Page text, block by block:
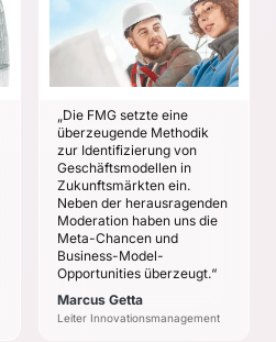
„Die FMG setzte eine
überzeugende Methodik
zur Identifizierung von
Geschäftsmodellen in
Zukunftsmärkten ein.
Neben der herausragenden
Moderation haben uns die
Meta-Chancen und
Business-Model-
Opportunities überzeugt.“
Marcus Getta
Leiter Innovationsmanagement
ZIELE
Das Erkennen und die
Ausarbeitung konkreter
Chancen im
SmartHome mit einem
Zeithorizont von drei
Jahren.